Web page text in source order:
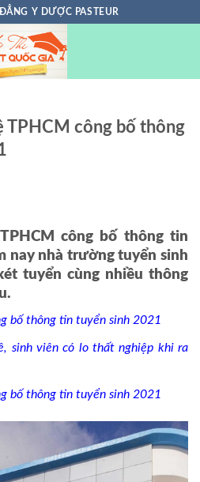
Y DƯỢC PASTEUR
TPHCM công bố thông
công bố thông tin
nay nhà trường tuyển sinh
tuyển cùng nhiều thông
bố thông tin tuyển sinh 2021
sinh viên có lo thất nghiệp khi ra
bố thông tin tuyển sinh 2021